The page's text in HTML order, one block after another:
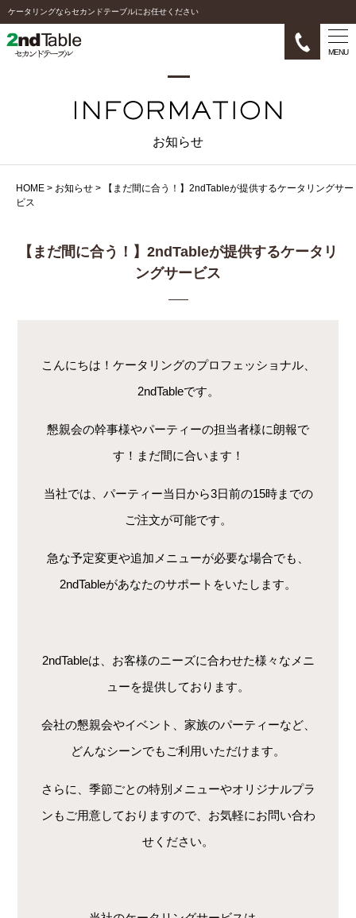
ケータリングならセカンドテーブルにお任せください
MENU
お知らせ
HOME > お知らせ >
【まだ間に合う！】2ndTableが提供するケータリングサー
ビス
【まだ間に合う！】2ndTableが提供するケータリ
ングサービス
こんにちは！ケータリングのプロフェッショナル、
2ndTableです。
懇親会の幹事様やパーティーの担当者様に朗報で
す！まだ間に合います！
当社では、パーティー当日から3日前の15時までの
ご注文が可能です。
急な予定変更や追加メニューが必要な場合でも、
2ndTableがあなたのサポートをいたします。
2ndTableは、お客様のニーズに合わせた様々なメニ
ューを提供しております。
会社の懇親会やイベント、家族のパーティーなど、
どんなシーンでもご利用いただけます。
さらに、季節ごとの特別メニューやオリジナルプラ
ンもご用意しておりますので、お気軽にお問い合わ
せください。